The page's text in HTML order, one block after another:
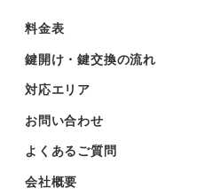
料金表
鍵開け・鍵交換の流れ
対応エリア
お問い合わせ
よくあるご質問
会社概要